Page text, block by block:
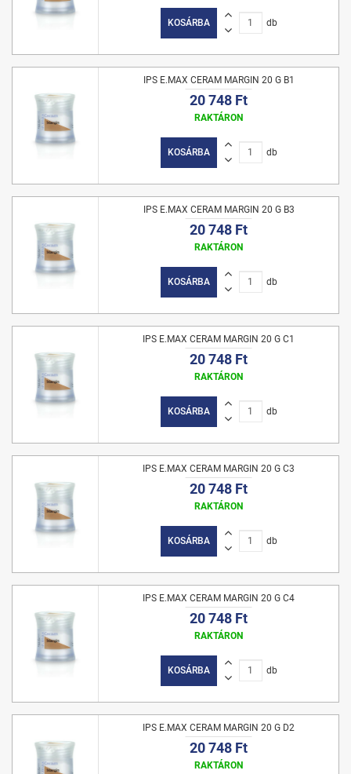
KOSÁRBA db
IPS E.MAX CERAM MARGIN 20 G B1
20 748 Ft
RAKTÁRON
KOSÁRBA db
IPS E.MAX CERAM MARGIN 20 G B3
20 748 Ft
RAKTÁRON
KOSÁRBA db
IPS E.MAX CERAM MARGIN 20 G C1
20 748 Ft
RAKTÁRON
KOSÁRBA db
IPS E.MAX CERAM MARGIN 20 G C3
20 748 Ft
RAKTÁRON
KOSÁRBA db
IPS E.MAX CERAM MARGIN 20 G C4
20 748 Ft
RAKTÁRON
KOSÁRBA db
IPS E.MAX CERAM MARGIN 20 G D2
20 748 Ft
RAKTÁRON